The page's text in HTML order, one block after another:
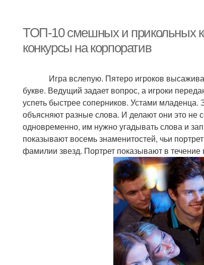
ТОП-10 смешных и прикольных
конкурсы на корпоратив
Игра вслепую. Пятеро игроков
букве. Ведущий задает вопрос, а игроки
успеть быстрее соперников. Устами младенца.
объясняют разные слова. И делают они это не
одновременно, им нужно угадывать слова и
показывают восемь знаменитостей, чьи
фамилии звезд. Портрет показывают в течение